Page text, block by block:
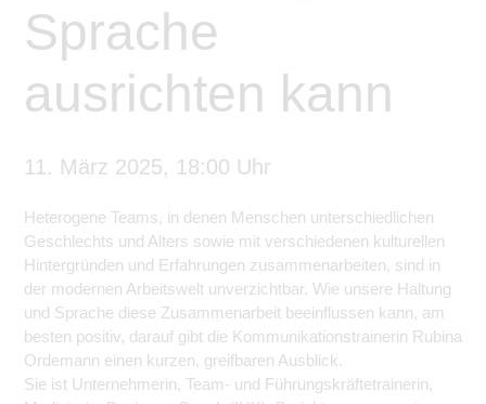
Sprache
ausrichten kann
11. März 2025, 18:00 Uhr
Heterogene Teams, in denen Menschen unterschiedlichen
Geschlechts und Alters sowie mit verschiedenen kulturellen
Hintergründen und Erfahrungen zusammenarbeiten, sind in
der modernen Arbeitswelt unverzichtbar. Wie unsere Haltung
und Sprache diese Zusammenarbeit beeinflussen kann, am
besten positiv, darauf gibt die Kommunikationstrainerin Rubina
Ordemann einen kurzen, greifbaren Ausblick.
Sie ist Unternehmerin, Team- und Führungskräftetrainerin,